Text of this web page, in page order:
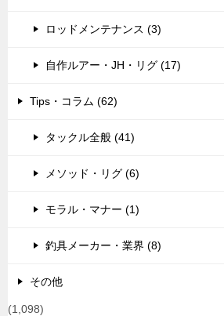
ロッドメンテナンス (3)
自作ルアー・JH・リグ (17)
Tips・コラム (62)
タックル全般 (41)
メソッド・リグ (6)
モラル・マナー (1)
釣具メーカー・業界 (8)
その他
(1,098)